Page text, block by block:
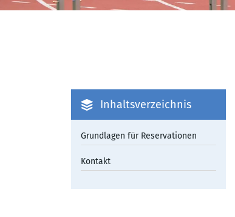
Inhaltsverzeichnis
Grundlagen für Reservationen
Kontakt